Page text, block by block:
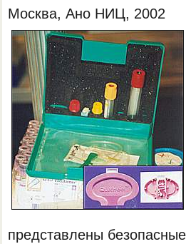
Москва, Ано НИЦ, 2002
представлены